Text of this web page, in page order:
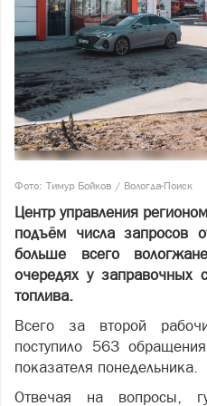
Фото: Тимур Бойков / Вологда-Поиск
Центр управления
подъём числа запросов
больше всего
очередях у заправочных
топлива.
Всего за второй
поступило 563
показателя понедельника.
Отвечая на вопросы,